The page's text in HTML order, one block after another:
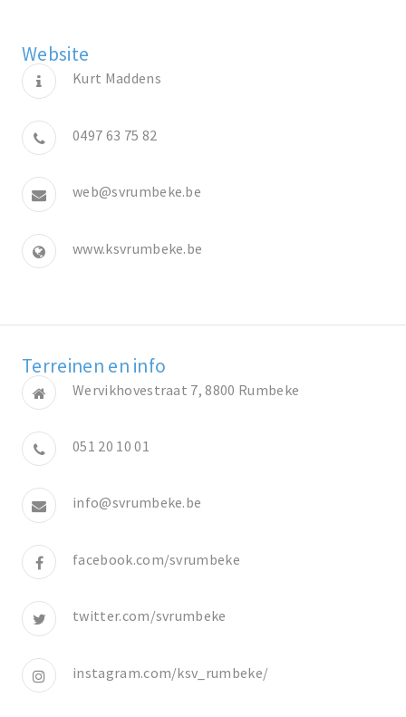
Website
Kurt Maddens
0497 63 75 82
web@svrumbeke.be
www.ksvrumbeke.be
Terreinen en info
Wervikhovestraat 7, 8800 Rumbeke
051 20 10 01
info@svrumbeke.be
facebook.com/svrumbeke
twitter.com/svrumbeke
instagram.com/ksv_rumbeke/